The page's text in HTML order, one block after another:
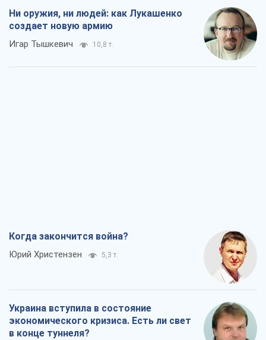
Ни оружия, ни людей: как Лукашенко
создает новую армию
Игар Тышкевич 10,8 т.
Когда закончится война?
Юрий Христензен 5,3 т.
Украина вступила в состояние
экономического кризиса. Есть ли свет
в конце туннеля?